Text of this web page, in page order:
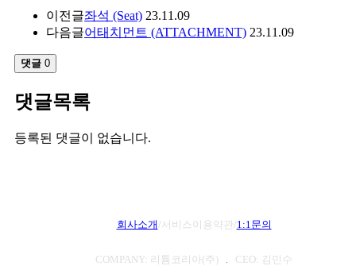
이전글좌석 (Seat) 23.11.09
다음글어태치먼트 (ATTACHMENT) 23.11.09
댓글 0
댓글목록
등록된 댓글이 없습니다.
회사소개 /서비스이용약관 /1:1문의
COMPANY: 리튬코리아(주)
CEO: 김민수